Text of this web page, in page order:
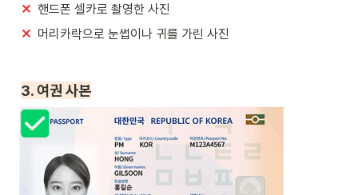
✕ 핸드폰 셀카로 촬영한 사진
✕ 머리카락으로 눈썹이나 귀를 가린 사진
3. 여권 사본